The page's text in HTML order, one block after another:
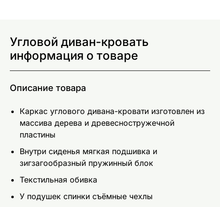
Угловой диван-кровать
информация о товаре
Описание товара
Каркас углового дивана-кровати изготовлен из
массива дерева и древесностружечной
пластины
Внутри сиденья мягкая подшивка и
зигзагообразный пружинный блок
Текстильная обивка
У подушек спинки съёмные чехлы